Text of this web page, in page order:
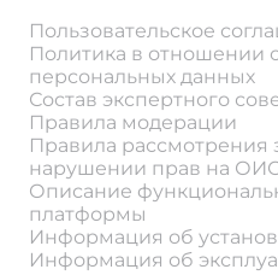
Пользовательское
Политика в отношении
персональных данных
Состав экспертного
Правила модерации
Правила рассмотрения
нарушении прав на
Описание
платформы
Информация об
Информация об